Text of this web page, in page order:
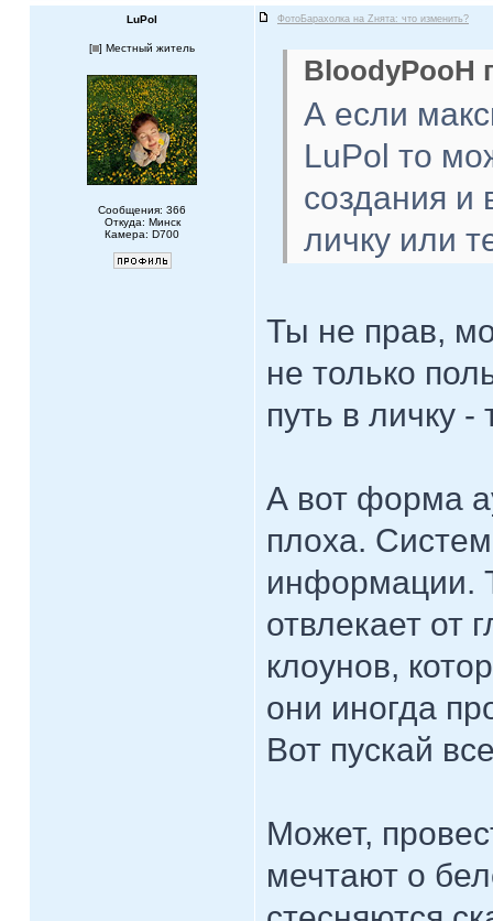
LuPol ФотоБарахолка на Zнята: что изменить?
[ ] Местный житель
Сообщения: 366
Откуда: Минск
Камера: D700
BloodyPooH
А если
LuPol то
создания и
личку или
Ты не прав,
не только
путь в личку -
А вот форма
плоха.
информации.
отвлекает от
клоунов,
они иногда
Вот пускай
Может,
мечтают о